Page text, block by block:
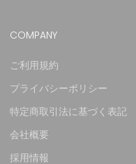
COMPANY
ご利用規約
プライバシーポリシー
特定商取引法に基づく表記
会社概要
採用情報